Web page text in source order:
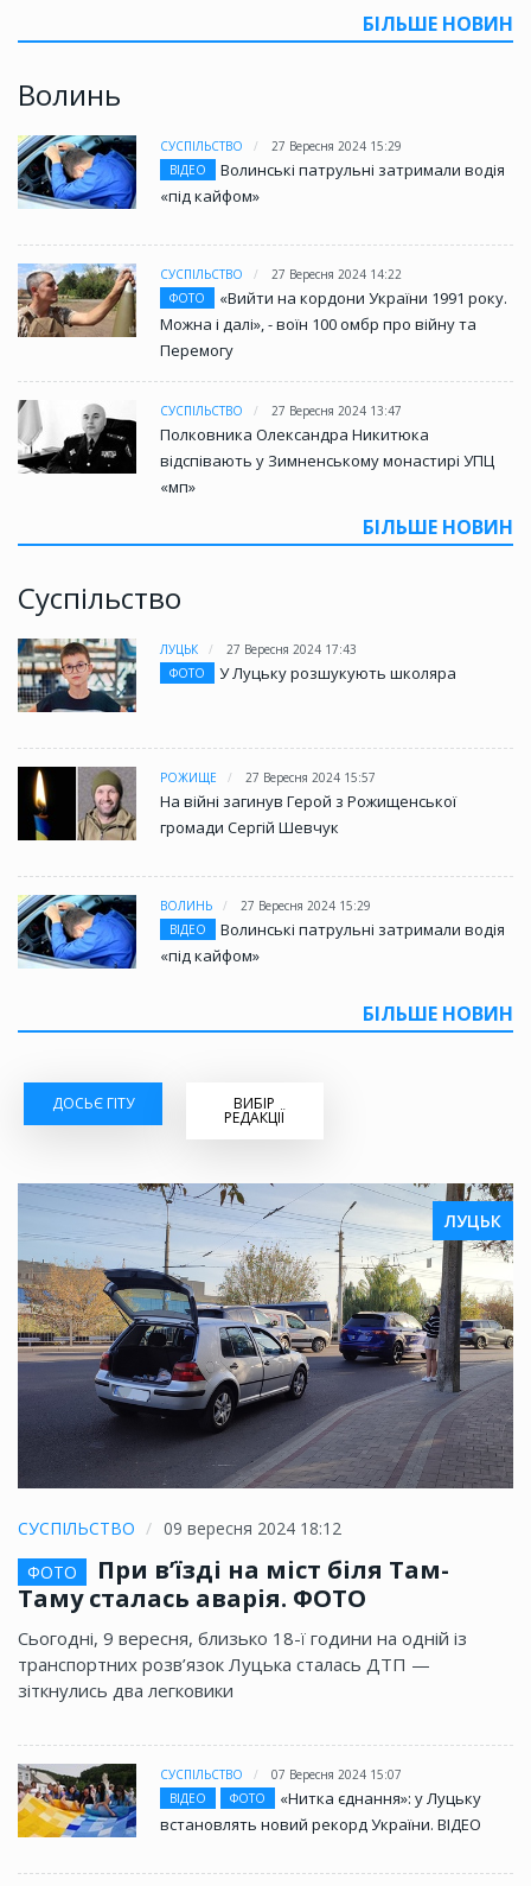
БІЛЬШЕ НОВИН
Волинь
СУСПІЛЬСТВО
27 Вересня 2024 15:29
ВІДЕО
Волинські патрульні затримали водія
«під кайфом»
СУСПІЛЬСТВО
27 Вересня 2024 14:22
ФОТО
«Вийти на кордони України 1991 року.
Можна і далі», - воїн 100 омбр про війну та
Перемогу
СУСПІЛЬСТВО 27 Вересня 2024 13:47
Полковника Олександра Никитюка
відспівають у Зимненському монастирі УПЦ
«мп»
БІЛЬШЕ НОВИН
Суспільство
ЛУЦЬК
27 Вересня 2024 17:43
ФОТО
У Луцьку розшукують школяра
РОЖИЩЕ 27 Вересня 2024 15:57
На війні загинув Герой з Рожищенської
громади Сергій Шевчук
ВОЛИНЬ
27 Вересня 2024 15:29
ВІДЕО
Волинські патрульні затримали водія
«під кайфом»
БІЛЬШЕ НОВИН
ДОСЬЄ ГІТУ ВИБІР
РЕДАКЦІЇ
ЛУЦЬК
СУСПІЛЬСТВО
09 вересня 2024 18:12
ФОТО
При в’їзді на міст біля Там-
Таму сталась аварія. ФОТО
Сьогодні, 9 вересня, близько 18-ї години на одній із
транспортних розв’язок Луцька сталась ДТП —
зіткнулись два легковики
СУСПІЛЬСТВО
07 Вересня 2024 15:07
ВІДЕО
ФОТО
«Нитка єднання»: у Луцьку
встановлять новий рекорд України. ВІДЕО